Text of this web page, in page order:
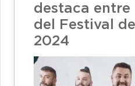
destaca entre
del Festival
2024